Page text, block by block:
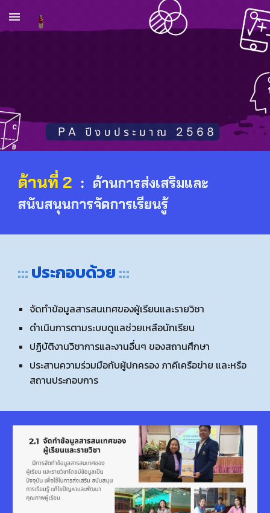
Skip to main content Skip to navigation
ด้านที่ 2 : ด้านการส่งเสริมและ
สนับสนุนการจัดการเรียนรู้
:::ประกอบด้วย:::
จัดทำข้อมูลสารสนเทศของผู้เรียนและรายวิชา
ดำเนินการตามระบบดูแลช่วยเหลือนักเรียน
ปฏิบัติงานวิชาการและงานอื่นๆ ของสถานศึกษา
ประสานความร่วมมือกับผู้ปกครอง ภาคีเครือข่าย และหรือ
สถานประกอบการ